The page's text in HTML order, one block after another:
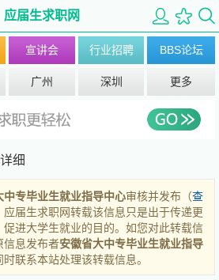
应届生求职网
宣讲会 行业招聘 BBS论坛
广州 深圳 更多
细
中专毕业生就业指导中心审核并发布（查
应届生求职网转载该信息只是出于传递更
促进大学生就业的目的。如您对此转载信
信息发布者安徽省大中专毕业生就业指导
联系本站处理该转载信息。